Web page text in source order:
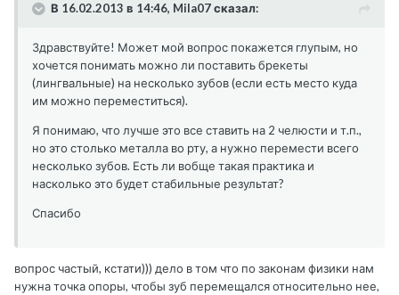
В 16.02.2013 в 14:46, Mila07 сказал:
Здравствуйте! Может мой вопрос покажется глупым, но
хочется понимать можно ли поставить брекеты
(лингвальные) на несколько зубов (если есть место куда
им можно переместиться).
Я понимаю, что лучше это все ставить на 2 челюсти и т.п.,
но это столько металла во рту, а нужно перемести всего
несколько зубов. Есть ли вобще такая практика и
насколько это будет стабильные результат?
Спасибо
вопрос частый, кстати))) дело в том что по законам физики нам
нужна точка опоры, чтобы зуб перемещался относительно нее,